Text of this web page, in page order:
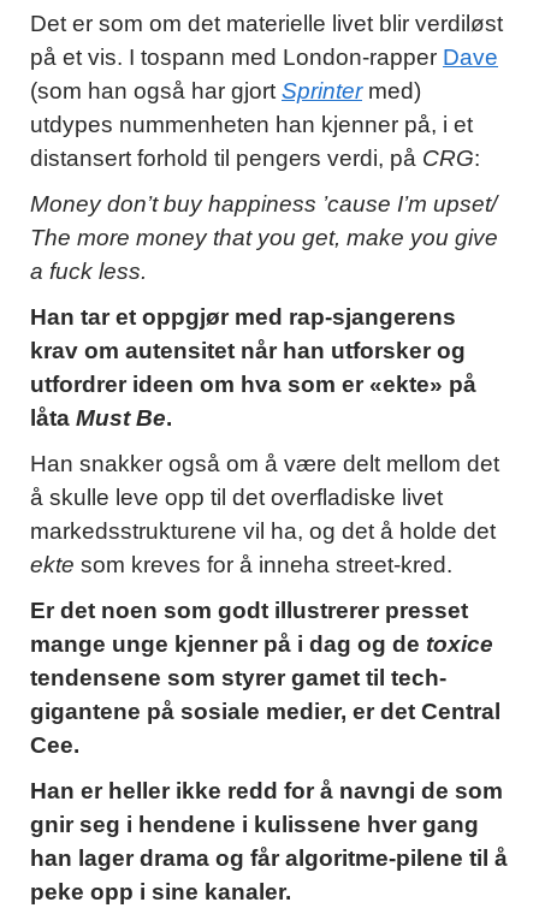
Det er som om det materielle livet blir verdiløst
på et vis. I tospann med London-rapper Dave
(som han også har gjort Sprintermed)
utdypes nummenheten han kjenner på, i et
distansert forhold til pengers verdi, på CRG:
Money don’t buy happiness ’cause I’m upset/
The more money that you get, make you give
a fuck less.
Han tar et oppgjør med rap-sjangerens
krav om autensitet når han utforsker og
utfordrer ideen om hva som er «ekte» på
låta Must Be.
Han snakker også om å være delt mellom det
å skulle leve opp til det overfladiske livet
markedsstrukturene vil ha, og det å holde det
ekte som kreves for å inneha street-kred.
Er det noen som godt illustrerer presset
mange unge kjenner på i dag og de toxice
tendensene som styrer gamet til tech-
gigantene på sosiale medier, er det Central
Cee.
Han er heller ikke redd for å navngi de som
gnir seg i hendene i kulissene hver gang
han lager drama og får algoritme-pilene til å
peke opp i sine kanaler.